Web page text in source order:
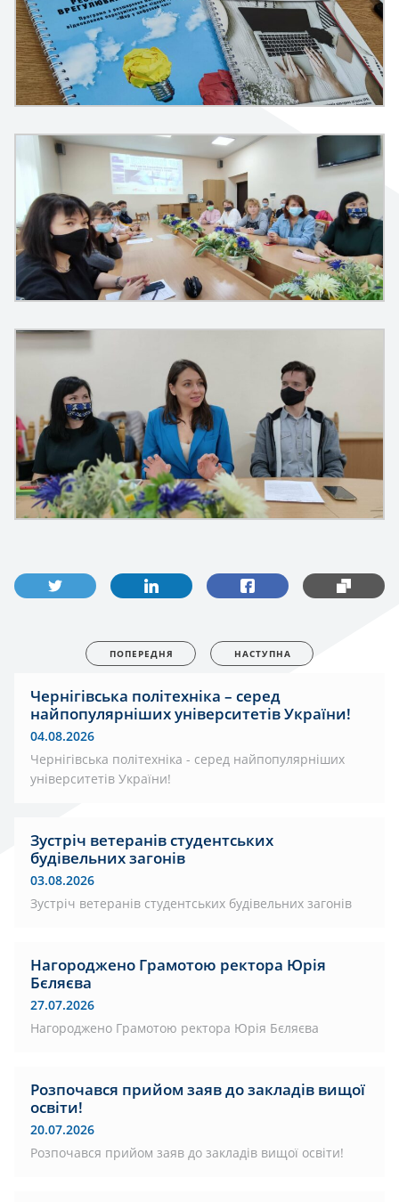
ПОПЕРЕДНЯ НАСТУПНА
Чернігівська політехніка – серед
найпопулярніших університетів України!
04.08.2026
Чернігівська політехніка - серед найпопулярніших
університетів України!
Зустріч ветеранів студентських
будівельних загонів
03.08.2026
Зустріч ветеранів студентських будівельних загонів
Нагороджено Грамотою ректора Юрія
Бєляєва
27.07.2026
Нагороджено Грамотою ректора Юрія Бєляєва
Розпочався прийом заяв до закладів вищої
освіти!
20.07.2026
Розпочався прийом заяв до закладів вищої освіти!